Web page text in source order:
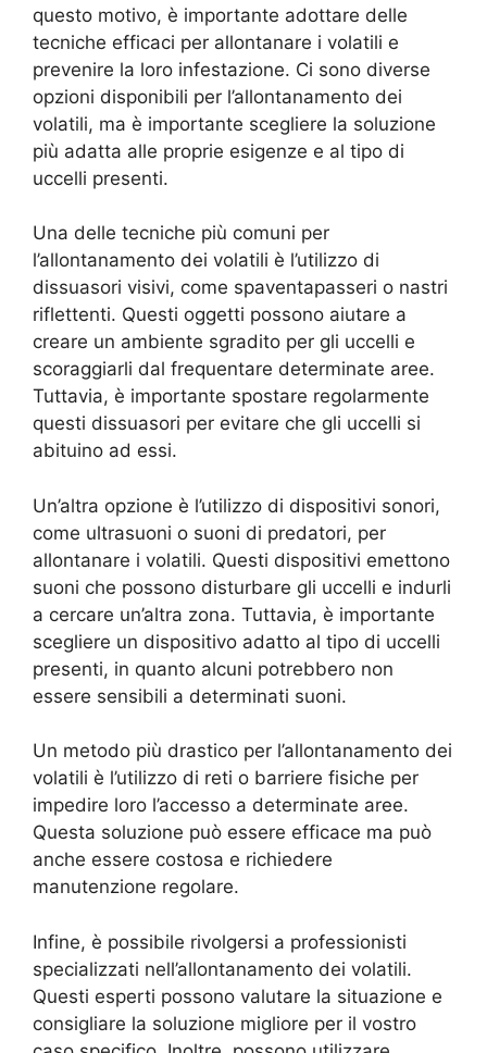
questo motivo, è importante adottare delle
tecniche efficaci per allontanare i volatili e
prevenire la loro infestazione. Ci sono diverse
opzioni disponibili per l’allontanamento dei
volatili, ma è importante scegliere la soluzione
più adatta alle proprie esigenze e al tipo di
uccelli presenti.
Una delle tecniche più comuni per
l’allontanamento dei volatili è l’utilizzo di
dissuasori visivi, come spaventapasseri o nastri
riflettenti. Questi oggetti possono aiutare a
creare un ambiente sgradito per gli uccelli e
scoraggiarli dal frequentare determinate aree.
Tuttavia, è importante spostare regolarmente
questi dissuasori per evitare che gli uccelli si
abituino ad essi.
Un’altra opzione è l’utilizzo di dispositivi sonori,
come ultrasuoni o suoni di predatori, per
allontanare i volatili. Questi dispositivi emettono
suoni che possono disturbare gli uccelli e indurli
a cercare un’altra zona. Tuttavia, è importante
scegliere un dispositivo adatto al tipo di uccelli
presenti, in quanto alcuni potrebbero non
essere sensibili a determinati suoni.
Un metodo più drastico per l’allontanamento dei
volatili è l’utilizzo di reti o barriere fisiche per
impedire loro l’accesso a determinate aree.
Questa soluzione può essere efficace ma può
anche essere costosa e richiedere
manutenzione regolare.
Infine, è possibile rivolgersi a professionisti
specializzati nell’allontanamento dei volatili.
Questi esperti possono valutare la situazione e
consigliare la soluzione migliore per il vostro